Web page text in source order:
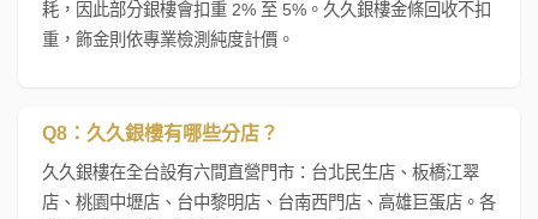
耗，因此部分銀樓會扣重 2% 至 5%。久久銀樓金條回收不扣
重，飾金則依專業檢測純度計價。
Q8：久久銀樓有哪些分店？
久久銀樓在全台設有六間直營門市：台北民生店、板橋江翠
店、桃園中壢店、台中黎明店、台南西門店、高雄巨蛋店。各